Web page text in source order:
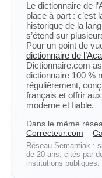
Le dictionnaire de
place à part : c’est
historique de la
s’étend sur
Pour un point de
dictionnaire de
Dictionnaire.com
dictionnaire 100 %
régulièrement,
français et offrir
moderne et fiable.
Dans le même
Correcteur.com
Réseau Semantiak :
de 20 ans, cités par
institutions publiques.